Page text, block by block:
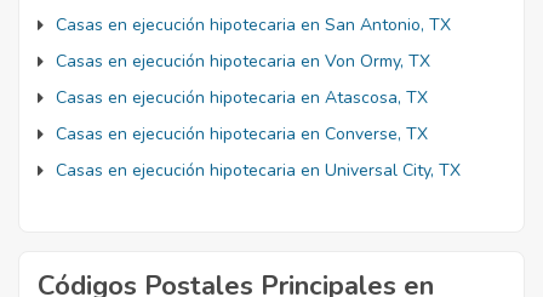
Casas en ejecución hipotecaria en San Antonio, TX
Casas en ejecución hipotecaria en Von Ormy, TX
Casas en ejecución hipotecaria en Atascosa, TX
Casas en ejecución hipotecaria en Converse, TX
Casas en ejecución hipotecaria en Universal City, TX
Códigos Postales Principales en